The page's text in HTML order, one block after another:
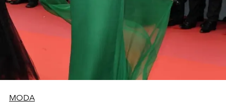
MODA